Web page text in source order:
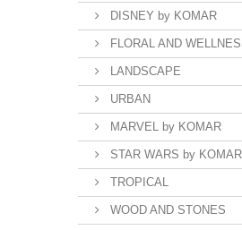
DISNEY by KOMAR
FLORAL AND
LANDSCAPE
URBAN
MARVEL by KOMAR
STAR WARS by KOMAR
TROPICAL
WOOD AND STONES